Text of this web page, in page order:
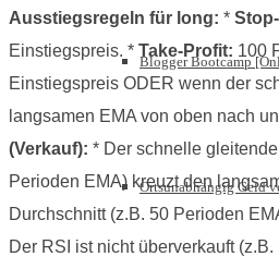
Blogger Bootcamp
Ortsunabhängig Geld
Ausstiegsregeln für long: *
Einstiegspreis. * Take-Profit: 100
Einstiegspreis ODER wenn der
langsamen EMA von oben nach
(Verkauf): * Der schnelle
Perioden EMA) kreuzt den
Durchschnitt (z.B. 50 Perioden
Der RSI ist nicht überverkauft (z.B.